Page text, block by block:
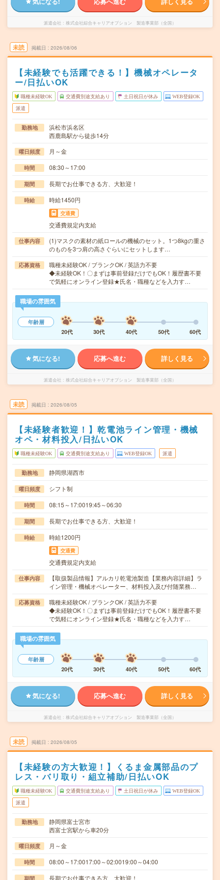
派遣会社 株式会社綜合キャリアオプション 製造事業部（全国）
未読 掲載日 2026/08/06
【未経験でも活躍できる！】機械オペレータ
ー/日払いOK
職種未経験OK 交通費別途支給あり 土日祝日が休み WEB登録OK
派遣
勤務地
浜松市浜名区
西鹿島駅から徒歩14分
曜日頻度 月～金
時間 08:30～17:00
期間 長期でお仕事できる方、大歓迎！
時給 時給1450円
交通費
交通費規定内支給
仕事内容
(1)マスクの素材の紙ロールの機械のセット。1つ8kgの重さ
のものを3つ肩の高さぐらいにセットします…
応募資格
職種未経験OK / ブランクOK / 英語力不要
◆未経験OK！〇まずは事前登録だけでもOK！履歴書不要
で気軽にオンライン登録★氏名・職種などを入力す…
職場の雰囲気
年齢層
20代
30代 40代 50代 60代
気になる! 応募へ進む 詳しく見る
派遣会社 株式会社綜合キャリアオプション 製造事業部（全国）
未読 掲載日 2026/08/05
【未経験者歓迎！】乾電池ライン管理・機械
オペ・材料投入/日払いOK
職種未経験OK 交通費別途支給あり WEB登録OK 派遣
勤務地 静岡県湖西市
曜日頻度 シフト制
時間 08:15～17:0019:45～06:30
期間 長期でお仕事できる方、大歓迎！
時給 時給1200円
交通費
交通費規定内支給
仕事内容
【取扱製品情報】アルカリ乾電池製造【業務内容詳細】ラ
イン管理・機械オペレーター、材料投入及び付随業務…
応募資格
職種未経験OK / ブランクOK / 英語力不要
◆未経験OK！〇まずは事前登録だけでもOK！履歴書不要
で気軽にオンライン登録★氏名・職種などを入力す…
職場の雰囲気
年齢層
20代
30代 40代 50代 60代
気になる! 応募へ進む 詳しく見る
派遣会社 株式会社綜合キャリアオプション 製造事業部（全国）
未読 掲載日 2026/08/05
【未経験の方大歓迎！】くるま金属部品のプ
レス・バリ取り・組立補助/日払いOK
職種未経験OK 交通費別途支給あり 土日祝日が休み WEB登録OK
派遣
勤務地
静岡県富士宮市
西富士宮駅から車20分
曜日頻度 月～金
時間 08:00～17:0017:00～02:0019:00～04:00
期間 長期でお仕事できる方、大歓迎！